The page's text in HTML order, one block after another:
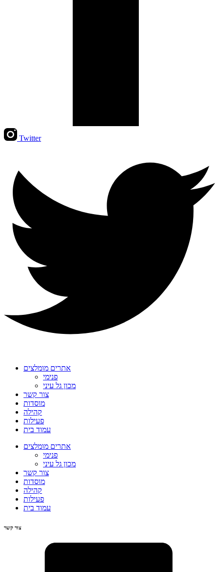
Twitter
אתרים מומלצים
פנימי
מכון גל עיני
צור קשר
מוסדות
קהילה
פעילות
עמוד בית
אתרים מומלצים
פנימי
מכון גל עיני
צור קשר
מוסדות
קהילה
פעילות
עמוד בית
צור קשר